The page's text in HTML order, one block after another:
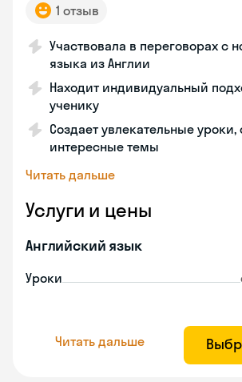
1 отзыв
Участвовала в переговорах с
языка из Англии
Находит индивидуальный
ученику
Создает увлекательные
интересные темы
Читать дальше
Услуги и цены
Английский язык
Уроки
Читать дальше